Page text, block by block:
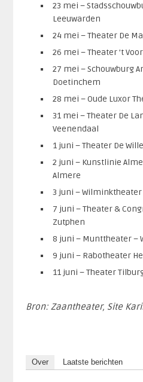
23 mei –
Leeuwarden
24 mei – Theater De
26 mei – Theater ’t
27 mei – Schouwburg
Doetinchem
28 mei – Oude Luxor
31 mei – Theater De
Veenendaal
1 juni – Theater De
2 juni – Kunstlinie
Almere
3 juni – Wilminktheater
7 juni – Theater &
Zutphen
8 juni – Munttheater –
9 juni – Rabotheater
11 juni – Theater
Bron: Zaantheater, Site
Over Laatste berichten